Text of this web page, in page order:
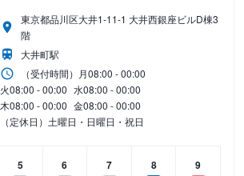
東京都品川区大井1-11-1 大井西銀座ビルD棟3
階
大井町駅
（受付時間） 月08:00 - 00:00
火08:00 - 00:00 水08:00 - 00:00
木08:00 - 00:00 金08:00 - 00:00
（定休日）土曜日・日曜日・祝日
5
6
7
8
9